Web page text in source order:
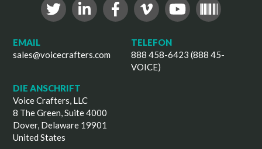
EMAIL
sales@voicecrafters.com
TELEFON
888 458-6423 (888 45-
VOICE)
DIE ANSCHRIFT
Voice Crafters, LLC
8 The Green, Suite 4000
Dover, Delaware 19901
United States